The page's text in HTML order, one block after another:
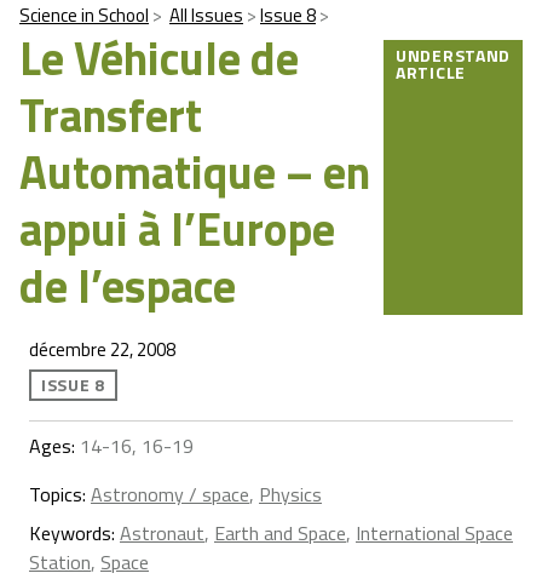
Science in School All Issues Issue 8
Le Véhicule de
Transfert
Automatique – en
appui à l’Europe
de l’espace
UNDERSTAND
ARTICLE
décembre 22, 2008
ISSUE 8
Ages: 14-16, 16-19
Topics: Astronomy / space, Physics
Keywords: Astronaut, Earth and Space, International Space
Station, Space